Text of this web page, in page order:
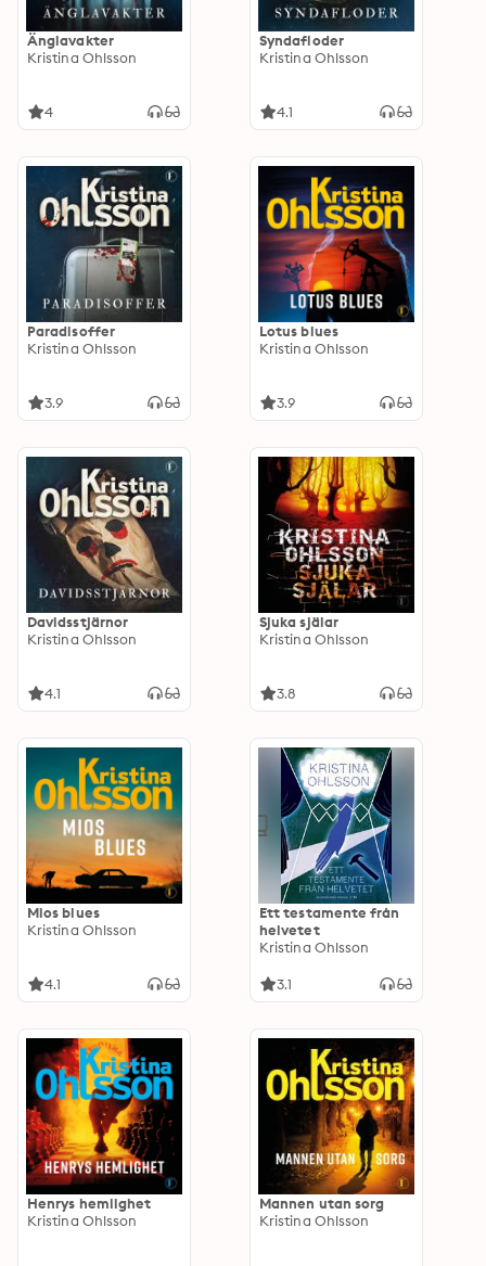
Änglavakter
Kristina Ohlsson
4
Syndafloder
Kristina Ohlsson
4.1
Paradisoffer
Kristina Ohlsson
3.9
Lotus blues
Kristina Ohlsson
3.9
Davidsstjärnor
Kristina Ohlsson
4.1
Sjuka själar
Kristina Ohlsson
3.8
Mios blues
Kristina Ohlsson
4.1
Ett testamente från
helvetet
Kristina Ohlsson
3.1
Henrys hemlighet
Kristina Ohlsson
Mannen utan sorg
Kristina Ohlsson